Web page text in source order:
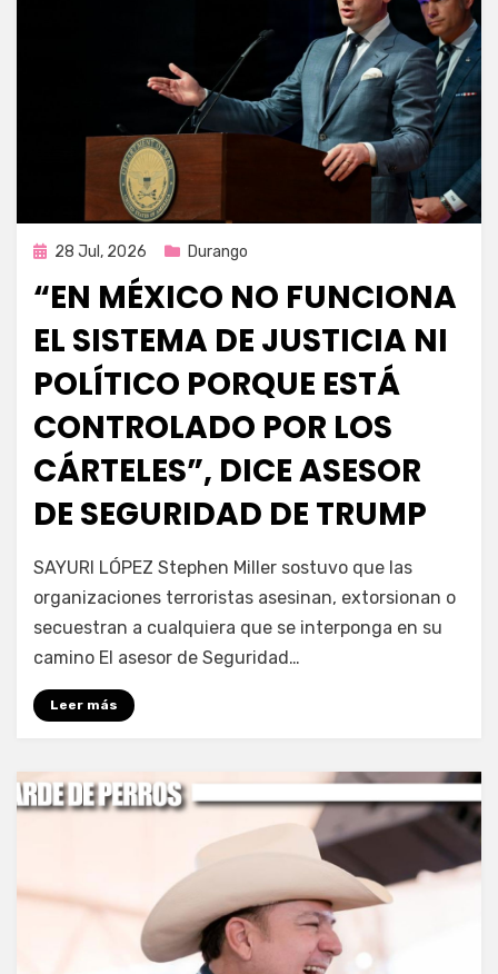
Publicada
28 Jul, 2026 Durango
“EN MÉXICO NO FUNCIONA
EL SISTEMA DE JUSTICIA NI
POLÍTICO PORQUE ESTÁ
CONTROLADO POR LOS
CÁRTELES”, DICE ASESOR
DE SEGURIDAD DE TRUMP
porFernando Miranda Servín
SAYURI LÓPEZ Stephen Miller sostuvo que las
organizaciones terroristas asesinan, extorsionan o
secuestran a cualquiera que se interponga en su
camino El asesor de Seguridad…
Leer más